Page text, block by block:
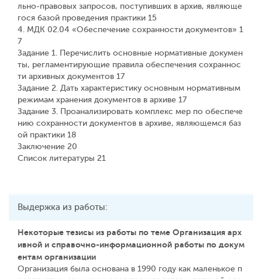
льно-правовых запросов, поступивших в архив, являюще
гося базой проведения практики 15
4. МДК 02.04 «Обеспечение сохранности документов» 1
7
Задание 1. Перечислить основные нормативные докумен
ты, регламентирующие правила обеспечения сохраннос
ти архивных документов 17
Задание 2. Дать характеристику основным нормативным
режимам хранения документов в архиве 17
Задание 3. Проанализировать комплекс мер по обеспече
нию сохранности документов в архиве, являющемся баз
ой практики 18
Заключение 20
Список литературы 21
Выдержка из работы:
Некоторые тезисы из работы по теме Организация арх
ивной и справочно-информационной работы по докум
ентам организации
Организация была основана в 1990 году как маленькое п